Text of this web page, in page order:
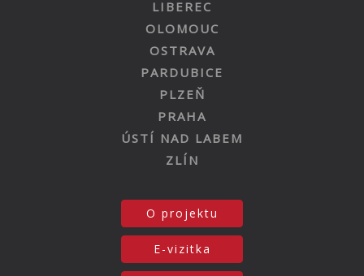
LIBEREC
OLOMOUC
OSTRAVA
PARDUBICE
PLZEŇ
PRAHA
ÚSTÍ NAD LABEM
ZLÍN
O projektu
E-vizitka